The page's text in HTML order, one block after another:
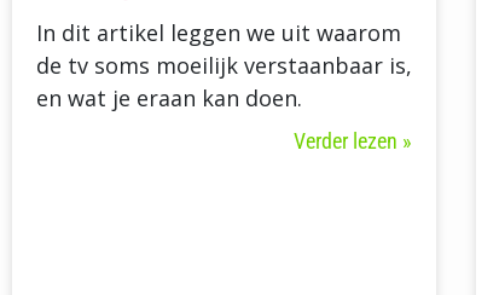
In dit artikel leggen we uit waarom
de tv soms moeilijk verstaanbaar is,
en wat je eraan kan doen.
Verder lezen »